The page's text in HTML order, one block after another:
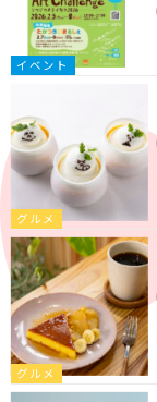
イベント
グルメ
グルメ